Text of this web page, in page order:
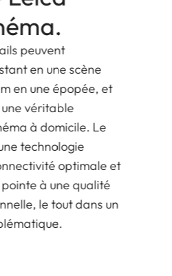
peuvent
en une scène
en une épopée, et
véritable
à domicile. Le
technologie
optimale et
à une qualité
le tout dans un